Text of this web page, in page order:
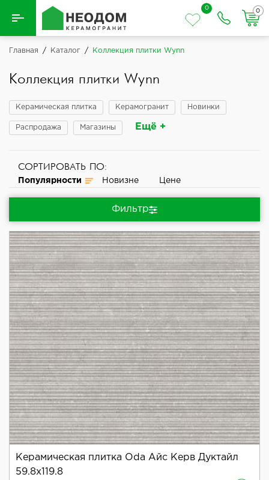
Назад
Вся плитка
Керамическая плитка
Керамогранит
0
0
Главная / Каталог / Коллекция плитки Wynn
Коллекция плитки Wynn
Керамическая плитка Керамогранит Новинки
Распродажа Магазины Ещё +
СОРТИРОВАТЬ ПО:
Популярности Новизне Цене
Фильтр
Керамическая плитка Oda Айс Керв Дуктайл
59.8x119.8